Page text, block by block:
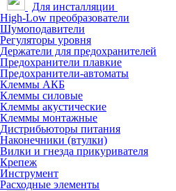
Для инсталляции
High-Low преобразователи
Шумоподавители
Регуляторы уровня
Держатели для предохранителей
Предохранители плавкие
Предохранители-автоматы
Клеммы АКБ
Клеммы силовые
Клеммы акустические
Клеммы монтажные
Дистрибьюторы питания
Наконечники (втулки)
Вилки и гнезда прикуривателя
Крепеж
Инструмент
Расходные элементы